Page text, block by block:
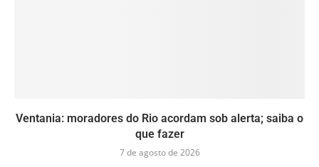
Ventania: moradores do Rio acordam sob alerta; saiba o
que fazer
7 de agosto de 2026